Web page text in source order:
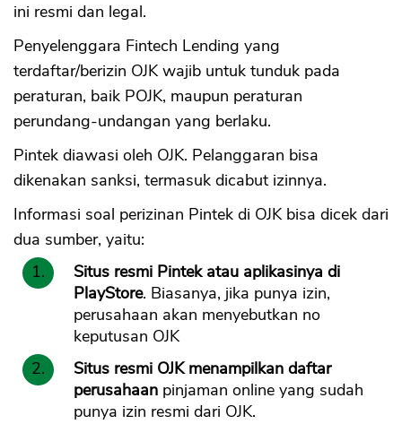
ini resmi dan legal.
Penyelenggara Fintech Lending yang
terdaftar/berizin OJK wajib untuk tunduk pada
peraturan, baik POJK, maupun peraturan
perundang-undangan yang berlaku.
Pintek diawasi oleh OJK. Pelanggaran bisa
dikenakan sanksi, termasuk dicabut izinnya.
Informasi soal perizinan Pintek di OJK bisa dicek dari
dua sumber, yaitu:
Situs resmi Pintek atau aplikasinya di
PlayStore. Biasanya, jika punya izin,
perusahaan akan menyebutkan no
keputusan OJK
Situs resmi OJK menampilkan daftar
perusahaan pinjaman online yang sudah
punya izin resmi dari OJK.